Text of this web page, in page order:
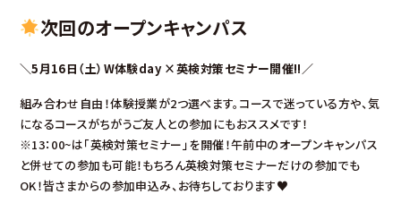
次回のオープンキャンパス
＼5月16日（土）W体験day ×英検対策セミナー開催!!／
組み合わせ自由！体験授業が2つ選べます。コースで迷っている方や、気
になるコースがちがうご友人との参加にもおススメです！
※13：00~は「英検対策セミナー」を開催！午前中のオープンキャンパス
と併せての参加も可能！もちろん英検対策セミナーだけの参加でも
OK！皆さまからの参加申込み、お待ちしております♥